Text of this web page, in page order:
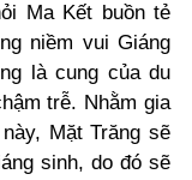
Ma Kết buồn tẻ
niềm vui Giáng
là cung của du
trễ. Nhằm gia
Mặt Trăng sẽ
sinh, do đó sẽ